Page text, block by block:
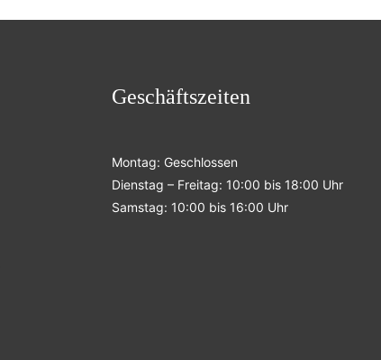
Geschäftszeiten
Montag: Geschlossen
Dienstag – Freitag: 10:00 bis 18:00 Uhr
Samstag: 10:00 bis 16:00 Uhr